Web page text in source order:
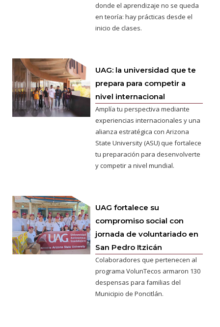
donde el aprendizaje no se queda
en teoría: hay prácticas desde el
inicio de clases.
UAG: la universidad que te
prepara para competir a
nivel internacional
Amplía tu perspectiva mediante
experiencias internacionales y una
alianza estratégica con Arizona
State University (ASU) que fortalece
tu preparación para desenvolverte
y competir a nivel mundial.
UAG fortalece su
compromiso social con
jornada de voluntariado en
San Pedro Itzicán
Colaboradores que pertenecen al
programa VolunTecos armaron 130
despensas para familias del
Municipio de Poncitlán.